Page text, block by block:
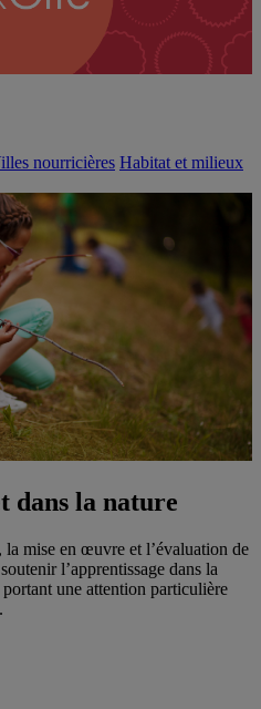
nourricières Habitat et milieux
dans la nature
mise en œuvre et l’évaluation de
l’apprentissage dans la
une attention particulière